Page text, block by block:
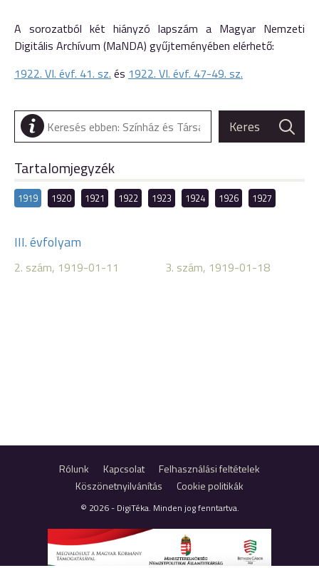
A sorozatból két hiányzó lapszám a Magyar Nemzeti
Digitális Archívum (MaNDA) gyűjteményében elérhető:
1922. VI. évf. 41. sz. és 1922. VI. évf. 47-49. sz.
Tartalomjegyzék
1919 1920 1921 1922 1923 1924 1926 1927
III. évfolyam
2. szám, 1919-01-11 3. szám, 1919-01-18
Rólunk Kapcsolat
Felhasználási feltételek
Köszönetnyilvánítás
Cookie politikák
© 2026 - DigiTéka. Minden jog fenntartva.